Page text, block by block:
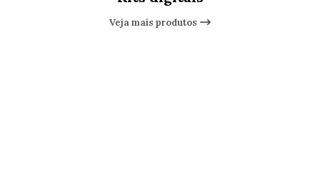
Veja mais produtos